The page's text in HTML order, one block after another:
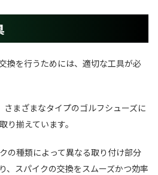
換を行うためには、適切な工具が必
まざまなタイプのゴルフシューズに
り揃えています。
の種類によって異なる取り付け部分
、スパイクの交換をスムーズかつ効率